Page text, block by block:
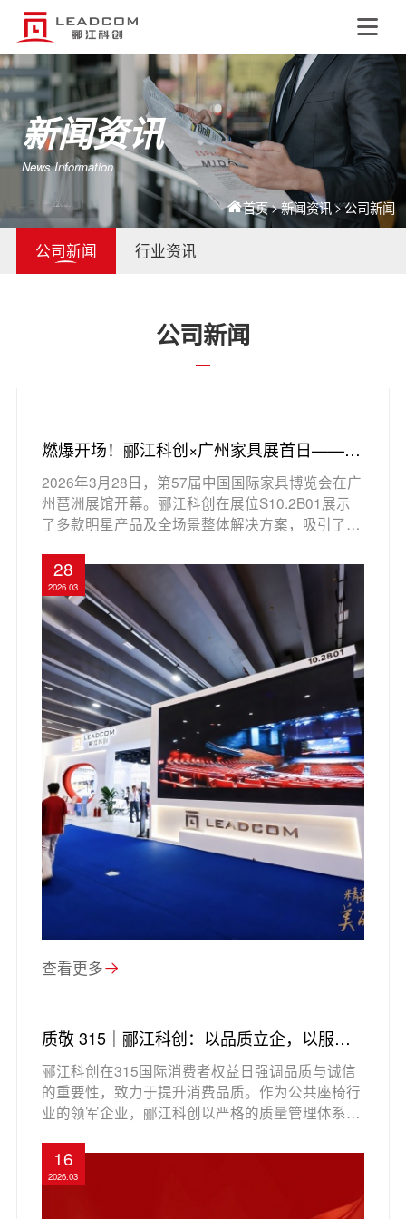
新闻资讯
News Information
首页>新闻资讯>公司新闻
公司新闻 行业资讯
公司新闻
燃爆开场！郦江科创×广州家具展首日——有
产品，更有解决方案
2026年3月28日，第57届中国国际家具博览会在广
州琶洲展馆开幕。郦江科创在展位S10.2B01展示
了多款明星产品及全场景整体解决方案，吸引了众
展现空间布局的合理性。郦江科创提供礼堂和教育
空间的定制解决方案，满足美观、舒适和功能需
求，助力校园建设和现代化教学。公寓床系列则通
过多功能设计满足生活与学习的需求。
28
2026.03
查看更多
质敬 315｜郦江科创：以品质立企，以服务
致远
郦江科创在315国际消费者权益日强调品质与诚信
的重要性，致力于提升消费品质。作为公共座椅行
业的领军企业，郦江科创以严格的质量管理体系和
高标准。此外，公司还建立了完善的售后服务体
系，提供全方位的客户支持，体现了对消费者的责
16
2026.03